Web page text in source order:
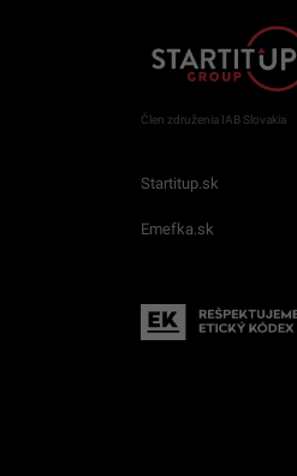
Člen združenia IAB Slovakia
Startitup.sk
Emefka.sk